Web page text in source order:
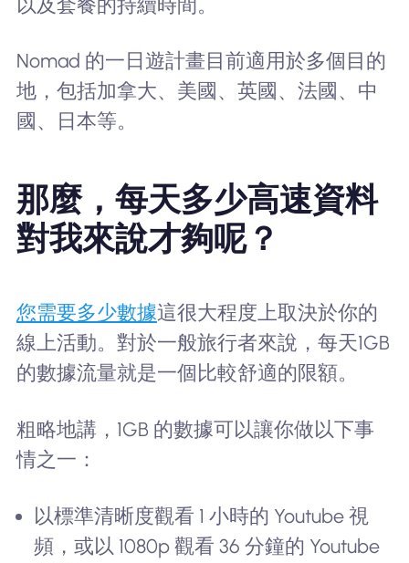
以及套餐的持續時間。
Nomad 的一日遊計畫目前適用於多個目的
地，包括加拿大、美國、英國、法國、中
國、日本等。
那麼，每天多少高速資料
對我來說才夠呢？
您需要多少數據這很大程度上取決於你的
線上活動。對於一般旅行者來說，每天1GB
的數據流量就是一個比較舒適的限額。
粗略地講，1GB 的數據可以讓你做以下事
情之一：
以標準清晰度觀看 1 小時的 Youtube 視
頻，或以 1080p 觀看 36 分鐘的 Youtube